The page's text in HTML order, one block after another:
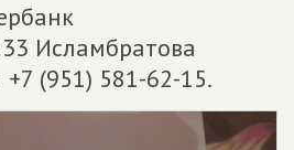
Исламбратова
(951) 581-62-15.